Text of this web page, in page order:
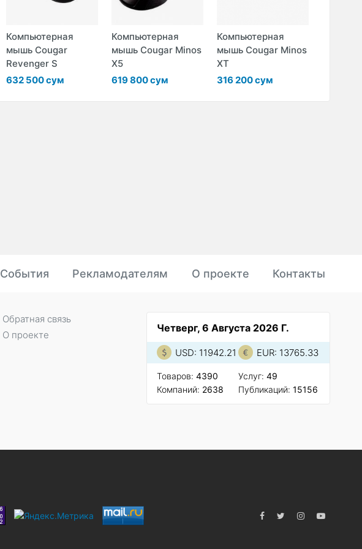
Компьютерная
мышь Cougar
Revenger S
632 500 сум
Компьютерная
мышь Cougar Minos
X5
619 800 сум
Компьютерная
мышь Cougar Minos
XT
316 200 сум
События Рекламодателям О проекте Контакты
Четверг, 6 Августа 2026 Г.
USD: 11942.21 EUR: 13765.33
Товаров: 4390
Компаний: 2638
Услуг: 49
Публикаций: 15156
Обратная связь
О проекте